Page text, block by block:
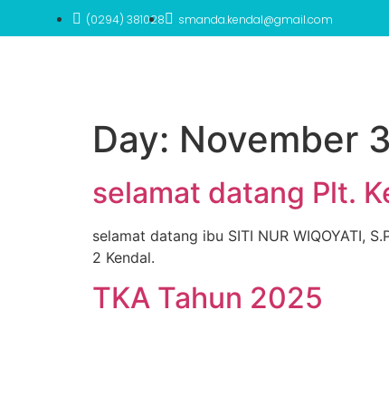
(0294) 381028 smanda.kendal@gmail.com
Day: November
selamat datang Plt.
selamat datang ibu SITI NUR WIQOYATI,
2 Kendal.
TKA Tahun 2025